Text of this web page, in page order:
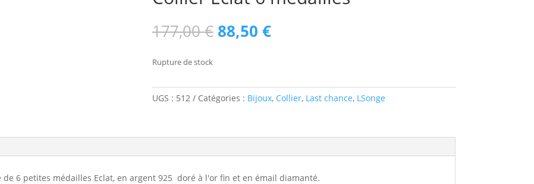
177,00€ Le
prix
177,00 €.
88,50 €Le
prix
88,50 €.
Rupture de stock
UGS : 512 Catégories : Bijoux, Collier, Last chance, LSonge
6 petites médailles Eclat, en argent 925 doré à l'or fin et en émail diamanté.